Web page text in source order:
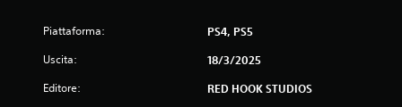
Piattaforma: PS4, PS5
Uscita: 18/3/2025
Editore: RED HOOK STUDIOS